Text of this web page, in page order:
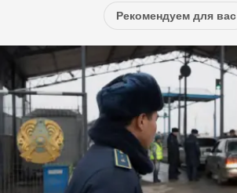
Рекомендуем для вас